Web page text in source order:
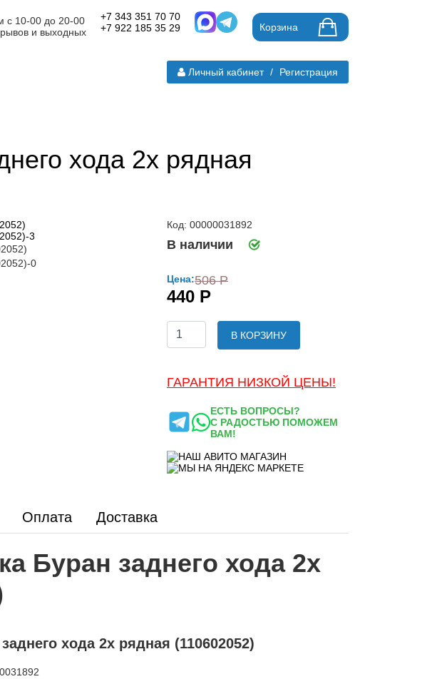
с 10-00 до 20-00
и выходных
+7 343 351 70 70
+7 922 185 35 29
Корзина
Личный кабинет / Регистрация
хода 2х рядная
Код: 00000031892
В наличии
Цена:506 Р
440 Р
В КОРЗИНУ
ГАРАНТИЯ НИЗКОЙ ЦЕНЫ!
ЕСТЬ ВОПРОСЫ?
С РАДОСТЬЮ ПОМОЖЕМ
ВАМ!
Оплата Доставка
Буран заднего хода 2х
хода 2х рядная (110602052)